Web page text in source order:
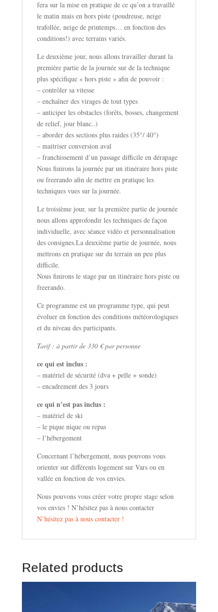
fera sur la mise en pratique de ce qu’on a travaillé
le matin mais en hors piste (poudreuse, neige
trafollée, neige de printemps… en fonction des
conditions!) avec terrains variés.
Le deuxième jour, nous allons travailler durant la
première partie de la journée sur de la technique
plus spécifique « hors piste » afin de pouvoir :
– contrôler sa vitesse
– enchaîner des virages de tout types
– anticiper les obstacles (forêts, bosses, changement
de relief, jour blanc..)
– aborder des sections plus raides (35°/ 40°)
– maitriser conversion aval
– franchissement d’un passage difficile en dérapage
Nous finirons la journée par un itinéraire hors piste
ou freerando afin de mettre en pratique les
techniques vues sur la journée.
Le troisième jour, sur la première partie de journée
nous allons approfondir les techniques de façon
individuelle, avec séance vidéo et personnalisation
des consignes.La deuxième partie de journée, nous
mettrons en pratique sur du terrain un peu plus
difficile.
Nous finirons le stage par un itinéraire hors piste ou
freerando.
Ce programme est un programme type, qui peut
évoluer en fonction des conditions météorologiques
et du niveau des participants.
Tarif : à partir de 330 € par personne
ce qui est inclus :
– matériel de sécurité (dva + pelle + sonde)
– encadrement des 3 jours
ce qui n’est pas inclus :
– matériel de ski
– le pique nique ou repas
– l’hébergement
Concernant l’hébergement, nous pouvons vous
orienter sur différents logement sur Vars ou en
vallée en fonction de vos envies.
Nous pouvons vous créer votre propre stage selon
vos envies ! N’hésitez pas à nous contacter
N’hésitez pas à nous contacter !
Related products